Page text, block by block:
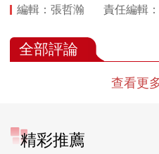
編輯：張哲瀚 責任編輯
全部評論
查看更
精彩推薦